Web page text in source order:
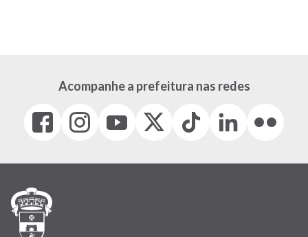
Acompanhe a prefeitura nas redes
Facebook
(link
em
janela)
Instagram
(link
em
(link
em
(Antigo
(link
Tiktok
(link
em
LinkedIn
(link
em
(link
em